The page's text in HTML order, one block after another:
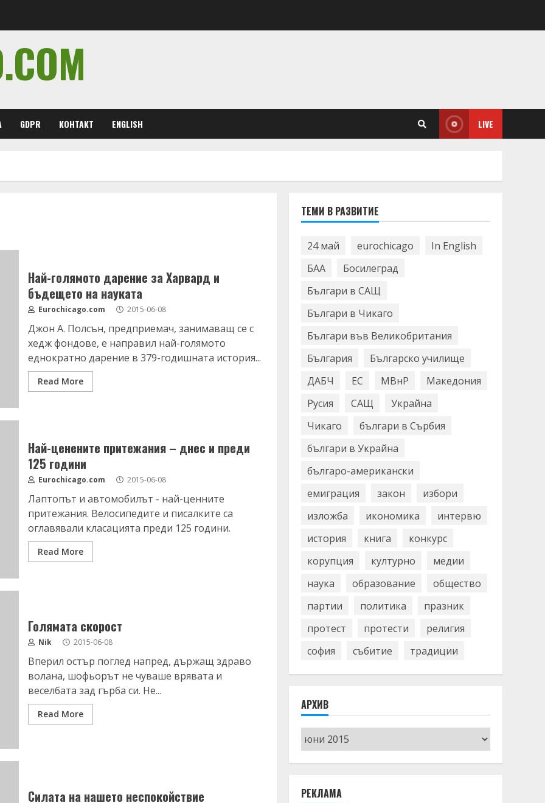
GDPR КОНТАКТ ENGLISH LIVE
Най-голямото дарение за Харвард и
бъдещето на науката
Eurochicago.com 2015-06-08
Джон А. Полсън, предприемач, занимаващ се с
хедж фондове, е направил най-голямото
еднократно дарение в 379-годишната история...
Read More
Най-ценените притежания – днес и преди
125 години
Eurochicago.com 2015-06-08
Лаптопът и автомобилът - най-ценните
притежания. Велосипедите и писалките са
оглавявали класацията преди 125 години.
Read More
Голямата скорост
Nik 2015-06-08
Вперил остър поглед напред, държащ здраво
волана, шофьорът не чуваше врявата и
веселбата зад гърба си. Не...
Read More
Силата на нашето неспокойствие
ТЕМИ В РАЗВИТИЕ
24 май eurochicago
In English
БАА
Босилеград
Българи в САЩ
Българи в Чикаго
Българи във Великобритания
България
Българско училище
ДАБЧ
ЕС МВнР
Македония
Русия
САЩ
Украйна
Чикаго
българи в Сърбия
българи в Украйна
българо-американски
емиграция
закон
избори
изложба
икономика
интервю
история
книга
конкурс
корупция
културно
медии
наука
образование
общество
партии
политика
празник
протест
протести
религия
софия
събитие традиции
АРХИВ
Архив
РЕКЛАМА